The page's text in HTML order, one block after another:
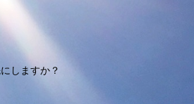
しますか？